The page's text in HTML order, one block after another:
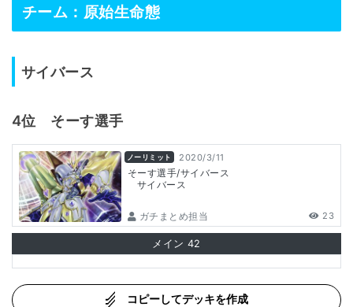
チーム：原始生命態
サイバース
4位 そーす選手
ノーリミット 2020/3/11
そーす選手/サイバース
サイバース
ガチまとめ担当 23
メイン 42
コピーしてデッキを作成